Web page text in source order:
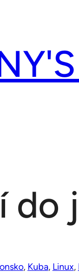
do
, Kuba, Linux,